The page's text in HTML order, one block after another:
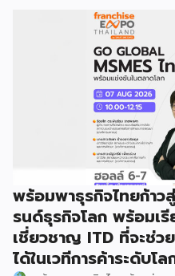
รวมกว่า 250 บูธ บนพื้นที่
เลือกสร้างรายได้เพิ่มและพยุง
จบในงานด้วยสินเชื่อ และทำเล
ความรู้โดยผู้ทรงคุณวุฒิคับคั่ง
และต่างประเทศ งานจัดต่อเนื่
ฮอลล์ 6-8 อิมแพ็คเมืองทองธ
220 ล้านบาท นายพูนพงษ์
ธุรกิจการค้า กระทรวงพาณิชย์
Thailand & Thailand E-
(TESE 2026) เป็นเวทีแสดงธุ
วงจร […]
พร้อมพาธุรกิจไทยก้าว
รนด์ธุรกิจโลก พร้อมเ
เชี่ยวชาญ ITD ที่จะช่ว
ได้ในเวทีการค้าระดับโล